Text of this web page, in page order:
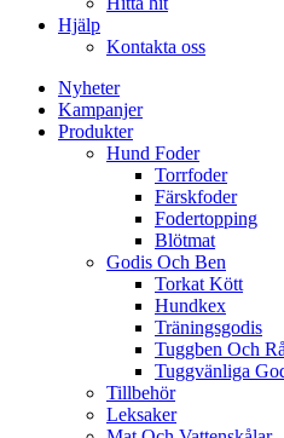
Hjälp
Kontakta oss
Nyheter
Kampanjer
Produkter
Hund Foder
Torrfoder
Färskfoder
Fodertopping
Blötmat
Godis Och Ben
Torkat Kött
Hundkex
Träningsgodis
Tuggben Och
Tuggvänliga
Tillbehör
Leksaker